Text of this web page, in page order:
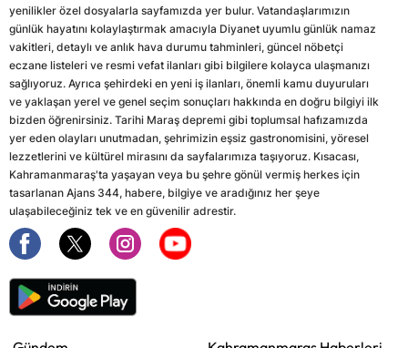
yenilikler özel dosyalarla sayfamızda yer bulur. Vatandaşlarımızın
günlük hayatını kolaylaştırmak amacıyla Diyanet uyumlu günlük namaz
vakitleri, detaylı ve anlık hava durumu tahminleri, güncel nöbetçi
eczane listeleri ve resmi vefat ilanları gibi bilgilere kolayca ulaşmanızı
sağlıyoruz. Ayrıca şehirdeki en yeni iş ilanları, önemli kamu duyuruları
ve yaklaşan yerel ve genel seçim sonuçları hakkında en doğru bilgiyi ilk
bizden öğrenirsiniz. Tarihi Maraş depremi gibi toplumsal hafızamızda
yer eden olayları unutmadan, şehrimizin eşsiz gastronomisini, yöresel
lezzetlerini ve kültürel mirasını da sayfalarımıza taşıyoruz. Kısacası,
Kahramanmaraş'ta yaşayan veya bu şehre gönül vermiş herkes için
tasarlanan Ajans 344, habere, bilgiye ve aradığınız her şeye
ulaşabileceğiniz tek ve en güvenilir adrestir.